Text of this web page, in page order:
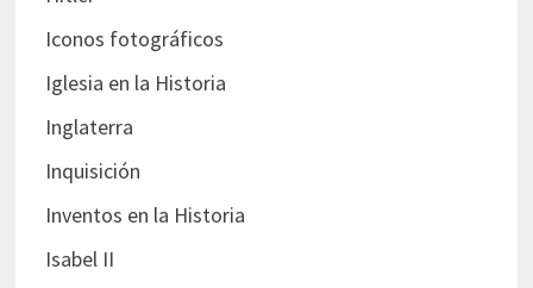
Iconos fotográficos
Iglesia en la Historia
Inglaterra
Inquisición
Inventos en la Historia
Isabel II